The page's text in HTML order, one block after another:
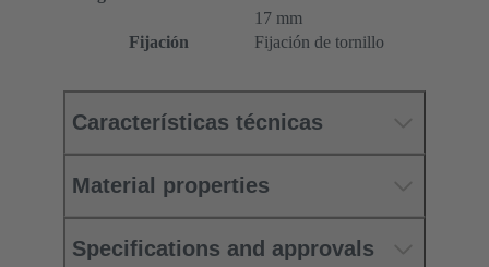
17 mm
Fijación
Fijación de tornillo
Características técnicas
Material properties
Specifications and approvals